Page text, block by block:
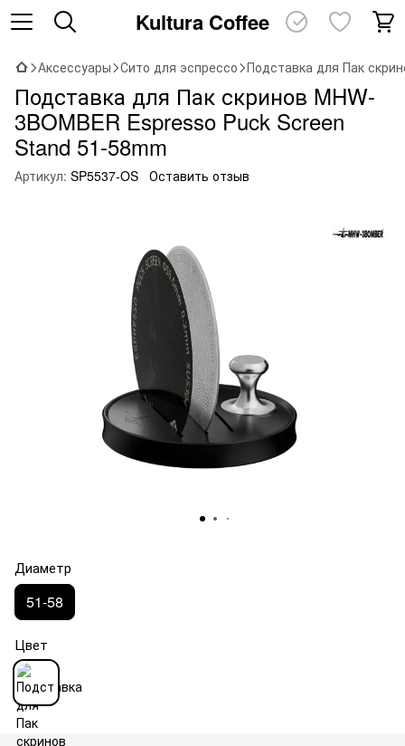
Kultura Coffee
Аксессуары Сито для эспрессо Подставка для Пак
Подставка для Пак скринов MHW-
3BOMBER Espresso Puck Screen
Stand 51-58mm
Артикул: SP5537-OS Оставить отзыв
Диаметр
51-58
Цвет